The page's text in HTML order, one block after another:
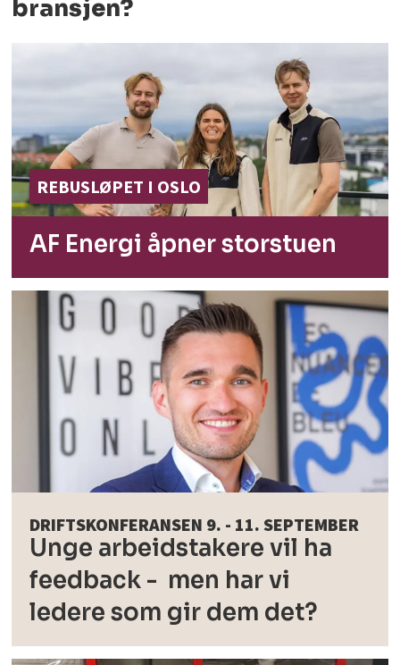
bransjen?
REBUSLØPET I OSLO
AF Energi åpnerstorstuen
DRIFTSKONFERANSEN 9. - 11. SEPTEMBER
Unge arbeidstakere vil ha
feedback - men har vi
ledere som gir dem det?